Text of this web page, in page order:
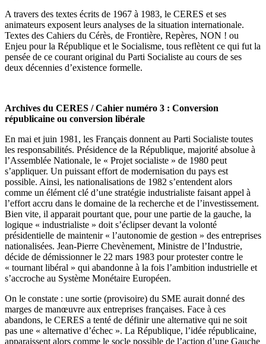
A travers des textes écrits de 1967 à 1983, le CERES et ses
animateurs exposent leurs analyses de la situation internationale.
Textes des Cahiers du Cérès, de Frontière, Repères, NON ! ou
Enjeu pour la République et le Socialisme, tous reflètent ce qui fut la
pensée de ce courant original du Parti Socialiste au cours de ses
deux décennies d’existence formelle.
Archives du CERES / Cahier numéro 3 : Conversion
républicaine ou conversion libérale
En mai et juin 1981, les Français donnent au Parti Socialiste toutes
les responsabilités. Présidence de la République, majorité absolue à
l’Assemblée Nationale, le « Projet socialiste » de 1980 peut
s’appliquer. Un puissant effort de modernisation du pays est
possible. Ainsi, les nationalisations de 1982 s’entendent alors
comme un élément clé d’une stratégie industrialiste faisant appel à
l’effort accru dans le domaine de la recherche et de l’investissement.
Bien vite, il apparait pourtant que, pour une partie de la gauche, la
logique « industrialiste » doit s’éclipser devant la volonté
présidentielle de maintenir « l’autonomie de gestion » des entreprises
nationalisées. Jean-Pierre Chevènement, Ministre de l’Industrie,
décide de démissionner le 22 mars 1983 pour protester contre le
« tournant libéral » qui abandonne à la fois l’ambition industrielle et
s’accroche au Système Monétaire Européen.
On le constate : une sortie (provisoire) du SME aurait donné des
marges de manœuvre aux entreprises françaises. Face à ces
abandons, le CERES a tenté de définir une alternative qui ne soit
pas une « alternative d’échec ». La République, l’idée républicaine,
apparaissent alors comme le socle possible de l’action d’une Gauche